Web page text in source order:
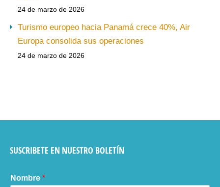
24 de marzo de 2026
Turismo europeo hacia Panamá crece 40%, Air
Europa consolida sus operaciones
24 de marzo de 2026
SUSCRIBETE EN NUESTRO BOLETÍN
Nombre *